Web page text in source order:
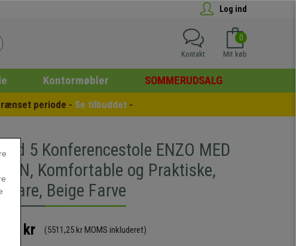
Log ind
0
Mit køb
Kontakt
Kontormøbler SOMMERUDSALG
periode - Se tilbuddet -
5 Konferencestole ENZO MED
Komfortable og Praktiske,
Beige Farve
kr (5511,25 kr MOMS inkluderet)